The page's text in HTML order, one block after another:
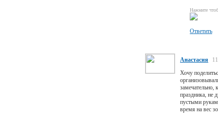
Нажмите
Ответить
Анастасия
Хочу
замечательно,
праздника, не
пустыми
время на вес